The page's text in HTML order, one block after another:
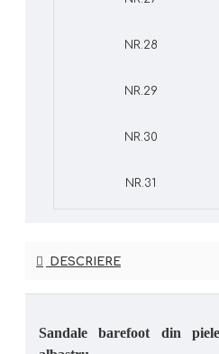
NR.28
NR.29
NR.30
NR.31
DESCRIERE
Sandale barefoot din